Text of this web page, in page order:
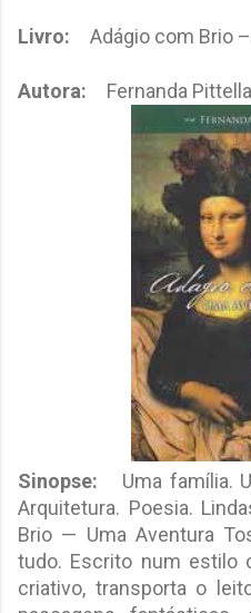
Livro: Adágio com Brio
Autora: Fernanda Pittella
Sinopse: Uma família.
Arquitetura. Poesia.
Brio — Uma Aventura
tudo. Escrito num estilo
criativo, transporta o